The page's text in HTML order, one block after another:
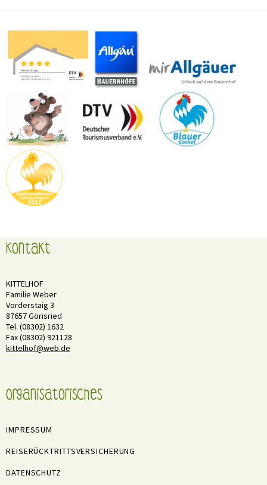
Kontakt
KITTELHOF
Familie Weber
Vorderstaig 3
87657 Görisried
Tel. (08302) 1632
Fax (08302) 921128
kittelhof@web.de
Organisatorisches
IMPRESSUM
REISERÜCKTRITTSVERSICHERUNG
DATENSCHUTZ